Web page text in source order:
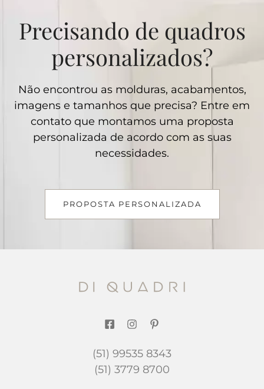
Precisando de quadros
personalizados?
Não encontrou as molduras, acabamentos,
imagens e tamanhos que precisa? Entre em
contato que montamos uma proposta
personalizada de acordo com as suas
necessidades.
PROPOSTA PERSONALIZADA
(51) 99535 8343
(51) 3779 8700